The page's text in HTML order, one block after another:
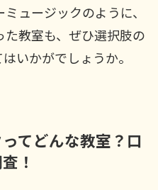
ュージックのように、
教室も、ぜひ選択肢の
いかがでしょうか。
てどんな教室？口
！